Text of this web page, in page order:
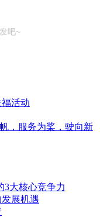
吧~
活动
，服务为桨，驶向新
3大核心竞争力
展机遇